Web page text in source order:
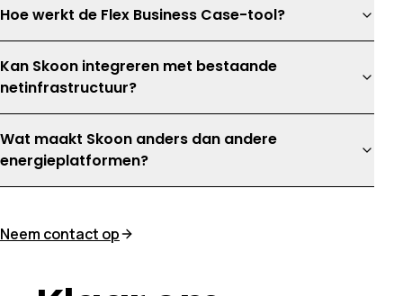
Hoe werkt de Flex Business Case-tool?
Kan Skoon integreren met bestaande
netinfrastructuur?
Wat maakt Skoon anders dan andere
energieplatformen?
Neem contact op